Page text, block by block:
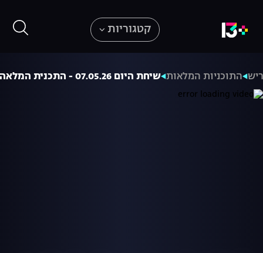
קטגוריות
התוכניות המלאות שיחת היום 07.05.26 - התכנית המלאה